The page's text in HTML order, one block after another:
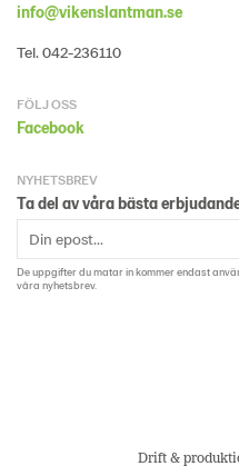
info@vikenslantman.se
Tel. 042-236110
FÖLJ OSS
Facebook
NYHETSBREV
Ta del av våra bästa
De uppgifter du matar in kommer endast
våra nyhetsbrev.
Drift &